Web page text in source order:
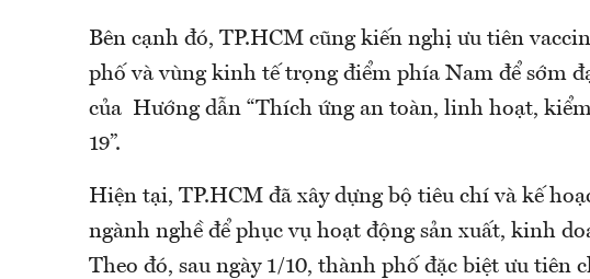
Bên cạnh đó, TP.HCM cũng kiến nghị ưu tiên
phố và vùng kinh tế trọng điểm phía Nam để sớm
của Hướng dẫn “Thích ứng an toàn, linh hoạt,
19”.
Hiện tại, TP.HCM đã xây dựng bộ tiêu chí và kế
ngành nghề để phục vụ hoạt động sản xuất, kinh
Theo đó, sau ngày 1/10, thành phố đặc biệt ưu tiên